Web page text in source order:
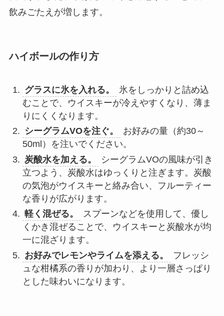
飲みごたえが増します。
ハイボールの作り方
グラスに氷を入れる。
氷をしっかりと詰め込
むことで、ウイスキーが冷えやすくなり、薄ま
りにくくなります。
シーグラムVOを注ぐ。
お好みの量（約30～
50ml）を注いでください。
炭酸水を加える。
シーグラムVOの風味が引き
立つよう、炭酸水はゆっくりと注ぎます。炭酸
の気泡がウイスキーと絡み合い、フルーティー
な香りが広がります。
軽く混ぜる。
スプーンなどを使用して、優し
くかき混ぜることで、ウイスキーと炭酸水が均
一に混ざります。
お好みでレモンやライムを添える。
フレッシ
ュな柑橘系の香りが加わり、より一層さっぱり
とした味わいになります。